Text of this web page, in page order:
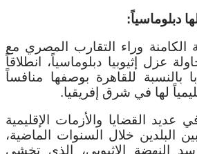
الكامنة وراء التقارب المصري مع
عزل إثيوبيا دبلوماسياً، انطلاقاً
بالنسبة للقاهرة بوصفها منافساً
لها في شرق إفريقيا.
عديد القضايا والأزمات الإقليمية
البلدين خلال السنوات الماضية،
النهضة الإثيوبي، الذي تخشى